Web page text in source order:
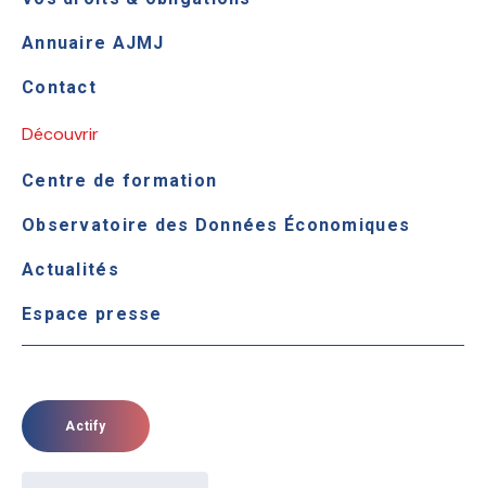
Annuaire AJMJ
Contact
Découvrir
Centre de formation
Observatoire des Données Économiques
Actualités
Espace presse
Actify